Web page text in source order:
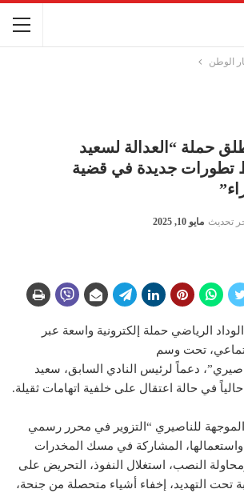
الوطن
حملة “العدالة لسعيد
تطورات جديدة في قضية
تحديث مايو 10, 2025
الرياضي حملة إلكترونية واسعة عبر
تحت وسم
دعماً لرئيس النادي السابق، سعيد
حالياً في حالة اعتقال على خلفية اتهامات ثقيلة.
للناصيري “التزوير في محرر رسمي
المشاركة في مسك المخدرات
النصب، استغلال النفوذ، التحريض على
تحت التهديد، إخفاء أشياء متحصلة من جنحة،